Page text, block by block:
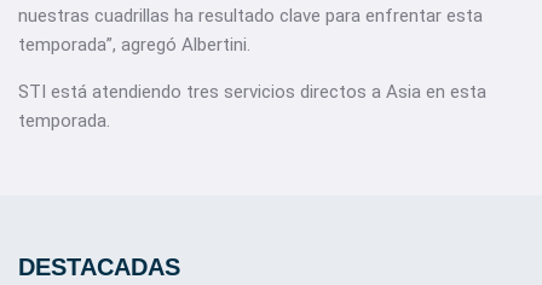
nuestras cuadrillas ha resultado clave para enfrentar esta
temporada”, agregó Albertini.
STI está atendiendo tres servicios directos a Asia en esta
temporada.
DESTACADAS